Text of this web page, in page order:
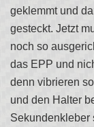
geklemmt und
gesteckt. Jetzt
noch so
das EPP und
denn vibrieren
und den Halter
Sekundenkleber